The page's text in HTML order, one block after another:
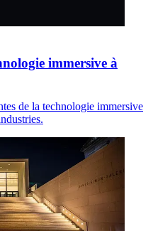
immersive à
de la technologie immersive